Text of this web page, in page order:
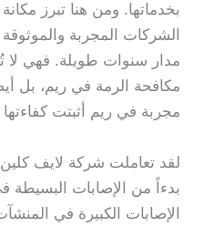
بخدماتها. ومن هنا تبرز
الشركات المجربة
مدار سنوات طويلة. فهي لا
مكافحة الرمة في ريم، بل
مجربة في ريم أثبتت
لقد تعاملت شركة لايف
بدءاً من الإصابات البسيطة
الإصابات الكبيرة في